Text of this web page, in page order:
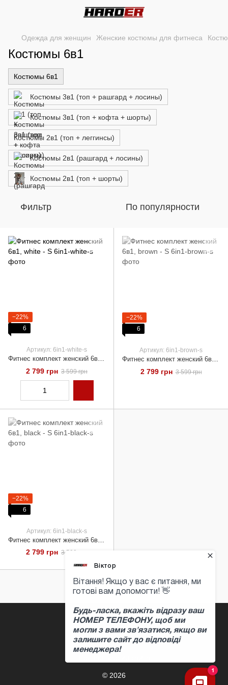
Одежда для женщин Женские костюмы для фитнеса
Костюмы 6в1
Костюмы 6в1
Костюмы 3в1 (топ + рашгард + лосины)
Костюмы 3в1 (топ + кофта + шорты)
Костюмы 2в1 (топ + леггинсы)
Костюмы 2в1 (рашгард + лосины)
Костюмы 2в1 (топ + шорты)
Фильтр По популярности
−22%
6
Артикул: 6in1-white-s
Фитнес комплект женский 6в1, white - S
2 799 грн 3 599 грн
−22%
6
Артикул: 6in1-brown-s
Фитнес комплект женский 6в1, brown - S
2 799 грн 3 599 грн
−22%
6
Артикул: 6in1-black-s
2 799 грн 3 599 грн
+380 97 397 04 47
Контактная информация
© 2026